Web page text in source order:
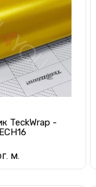
TeckWrap -
м.